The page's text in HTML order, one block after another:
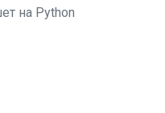
на Python